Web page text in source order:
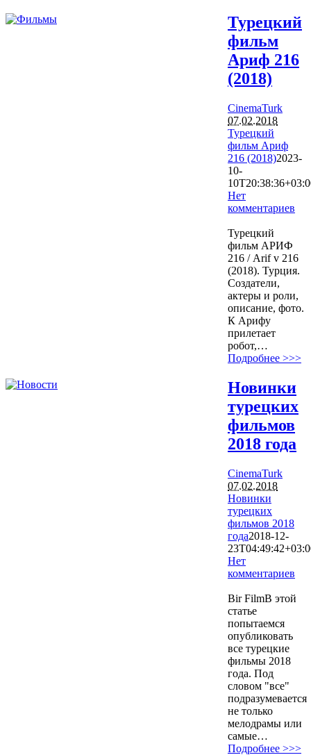
Турецкий
фильм
Ариф 216
(2018)
CinemaTurk
07.02.2018
Турецкий
фильм Ариф
216 (2018)2023-
10-
Нет
комментариев
Турецкий
фильм АРИФ
216 / Arif v 216
(2018). Турция.
Создатели,
актеры и роли,
описание, фото.
К Арифу
прилетает
робот,…
Подробнее >>>
Новинки
турецких
фильмов
2018 года
CinemaTurk
07.02.2018
Новинки
турецких
фильмов 2018
года2018-12-
Нет
комментариев
Bir FilmВ этой
статье
попытаемся
опубликовать
все турецкие
фильмы 2018
года. Под
словом "все"
подразумевается
не только
мелодрамы или
самые…
Подробнее >>>